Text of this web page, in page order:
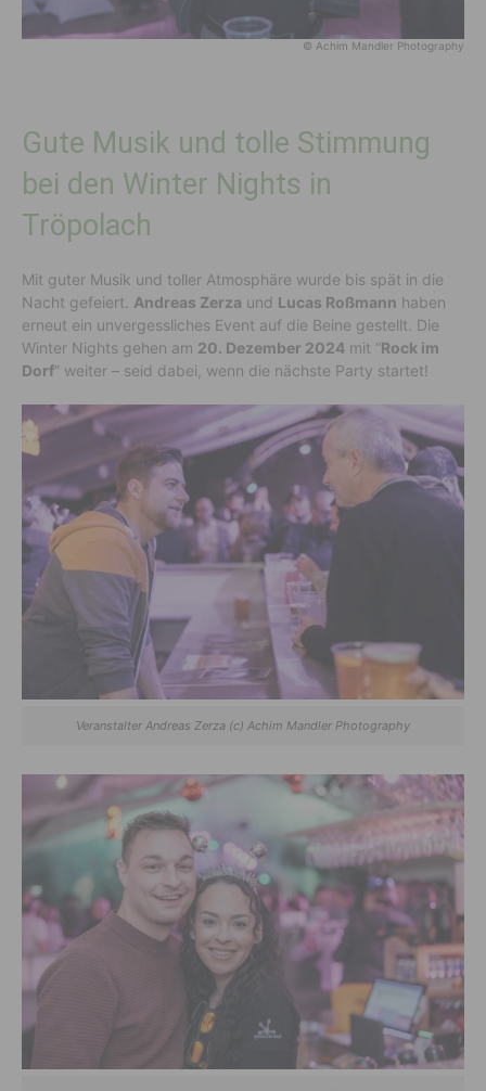
© Achim Mandler Photography
Gute Musik und tolle Stimmung
bei den Winter Nights in
Tröpolach
Mit guter Musik und toller Atmosphäre wurde bis spät in die
Nacht gefeiert. Andreas Zerza und Lucas Roßmann haben
erneut ein unvergessliches Event auf die Beine gestellt. Die
Winter Nights gehen am 20. Dezember 2024 mit “Rock im
Dorf” weiter – seid dabei, wenn die nächste Party startet!
Veranstalter Andreas Zerza (c) Achim Mandler Photography